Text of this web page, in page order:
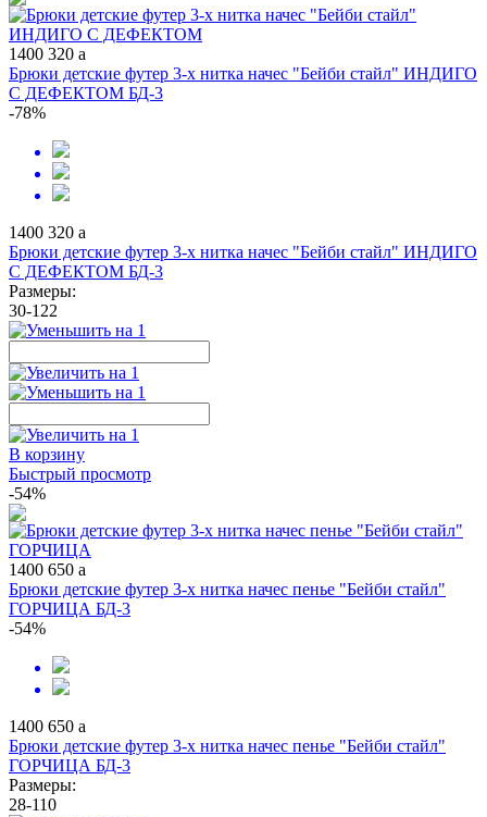
1400 320 a
Брюки детские футер 3-х нитка начес "Бейби стайл" ИНДИГО
С ДЕФЕКТОМ БД-3
-78%
1400 320 a
Брюки детские футер 3-х нитка начес "Бейби стайл" ИНДИГО
С ДЕФЕКТОМ БД-3
Размеры:
30-122
В корзину
Быстрый просмотр
-54%
1400 650 a
Брюки детские футер 3-х нитка начес пенье "Бейби стайл"
ГОРЧИЦА БД-3
-54%
1400 650 a
Брюки детские футер 3-х нитка начес пенье "Бейби стайл"
ГОРЧИЦА БД-3
Размеры:
28-110